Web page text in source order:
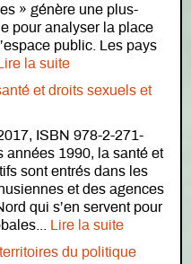
» génère une plus-
pour analyser la place
public. Les pays
Lire la suite
et droits sexuels et
ISBN 978-2-271-
années 1990, la santé et
sont entrés dans les
et des agences
qui s’en servent pour
Lire la suite
du politique